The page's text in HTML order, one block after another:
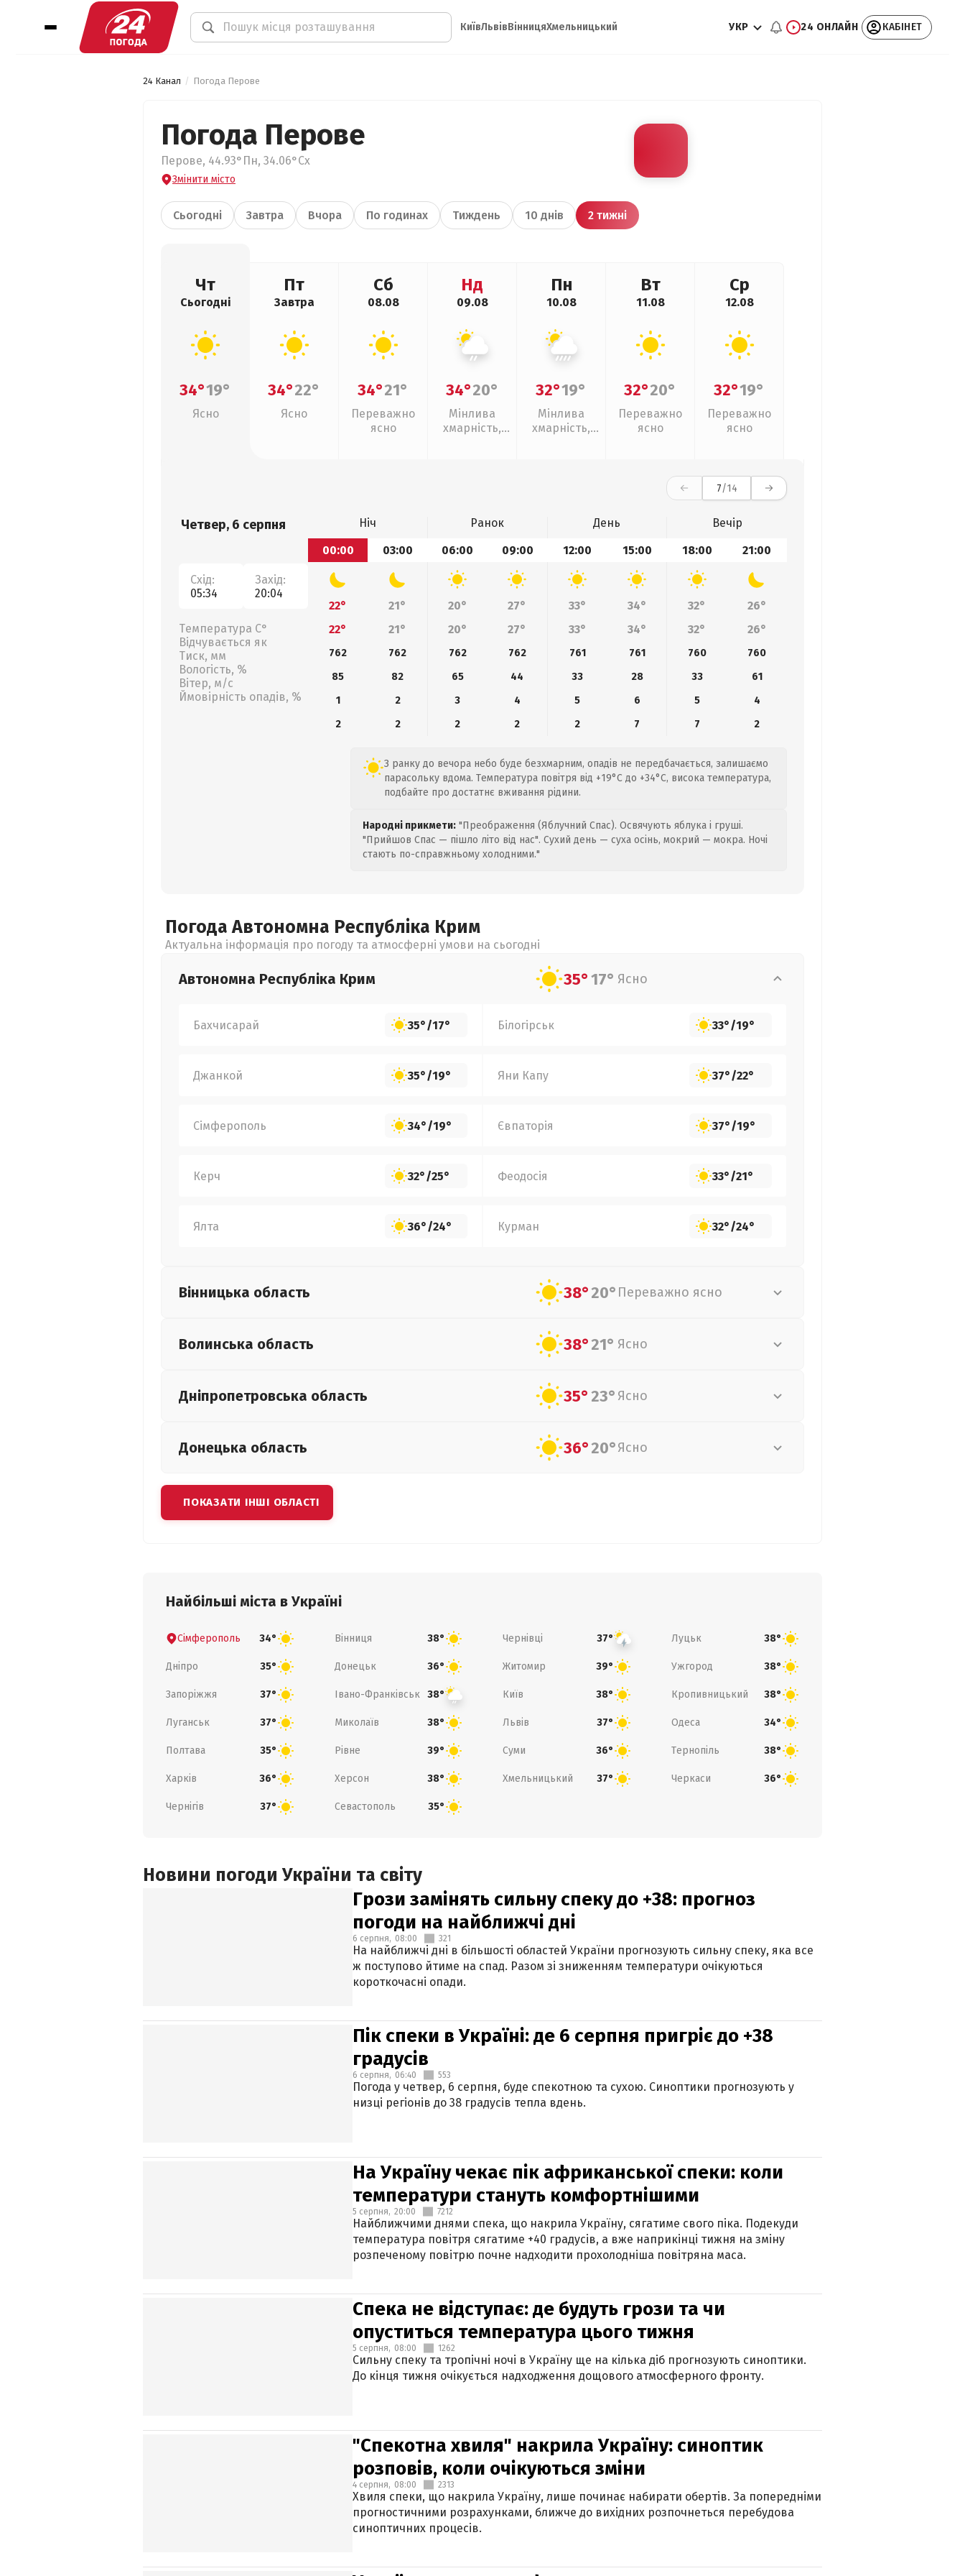
КиївЛьвівВінницяХмельницький УКР 24 ОНЛАЙН КАБІНЕТ
24 Канал Погода Перове
Погода Перове
Перове, 44.93°Пн, 34.06°Сх
Змінити місто
Сьогодні Завтра Вчора По годинах Тиждень 10 днів 2 тижні
Чт
Сьогодні
34°19°
Ясно
Пт
Завтра
34°22°
Ясно
Сб
08.08
34°21°
Переважно
ясно
Нд
09.08
34°20°
Мінлива
хмарність,
Пн
10.08
32°19°
Мінлива
хмарність,
Вт
11.08
32°20°
Переважно
ясно
Ср
12.08
32°19°
Переважно
ясно
7/14
Четвер, 6 серпня
Схід:
05:34
Захід:
20:04
Температура С°
Відчувається як
Тиск, мм
Вологість, %
Вітер, м/с
Ймовірність опадів, %
Ніч Ранок День
Вечір
00:00
03:00 06:00 09:00 12:00 15:00 18:00 21:00
22° 21° 20° 27° 33° 34° 32°
26°
22°
21° 20° 27° 33° 34° 32° 26°
762 762 762 762 761 761 760
760
85
82 65 44 33 28 33
61
1
2 3 4 5 6 5
4
2
2 2 2 2 7 7 2
З ранку до вечора небо буде безхмарним, опадів не передбачається, залишаємо
парасольку вдома. Температура повітря від +19°C до +34°C, висока температура,
подбайте про достатнє вживання рідини.
Народні прикмети: "Преображення (Яблучний Спас). Освячують яблука і груші.
"Прийшов Спас — пішло літо від нас". Сухий день — суха осінь, мокрий — мокра. Ночі
стають по-справжньому холодними."
Погода Автономна Республіка Крим
Актуальна інформація про погоду та атмосферні умови на сьогодні
Автономна Республіка Крим 35°17° Ясно
Бахчисарай 35°/17° Білогірськ 33°/19°
Джанкой 35°/19° Яни Капу 37°/22°
Сімферополь 34°/19° Євпаторія 37°/19°
Керч 32°/25° Феодосія 33°/21°
Ялта 36°/24° Курман 32°/24°
Вінницька область 38°20° Переважно ясно
Волинська область 38°21° Ясно
Дніпропетровська область 35°23° Ясно
Донецька область 36°20°Ясно
ПОКАЗАТИ ІНШІ ОБЛАСТІ
Найбільші міста в Україні
Сімферополь 34° Вінниця 38° Чернівці 37° Луцьк 38°
Дніпро 35° Донецьк 36° Житомир 39° Ужгород 38°
Запоріжжя 37° Івано-Франківськ 38° Київ 38° Кропивницький 38°
Луганськ 37° Миколаїв 38° Львів 37° Одеса 34°
Полтава 35° Рівне 39° Суми 36° Тернопіль 38°
Харків 36° Херсон 38° Хмельницький 37° Черкаси 36°
Чернігів 37° Севастополь 35°
Новини погоди України та світу
Грози замінять сильну спеку до +38: прогноз
погоди на найближчі дні
6 серпня, 08:00 321
На найближчі дні в більшості областей України прогнозують сильну спеку, яка все
ж поступово йтиме на спад. Разом зі зниженням температури очікуються
короткочасні опади.
Пік спеки в Україні: де 6 серпня пригріє до +38
градусів
6 серпня, 06:40 553
Погода у четвер, 6 серпня, буде спекотною та сухою. Синоптики прогнозують у
низці регіонів до 38 градусів тепла вдень.
На Україну чекає пік африканської спеки: коли
температури стануть комфортнішими
5 серпня, 20:00 7212
Найближчими днями спека, що накрила Україну, сягатиме свого піка. Подекуди
температура повітря сягатиме +40 градусів, а вже наприкінці тижня на зміну
розпеченому повітрю почне надходити прохолодніша повітряна маса.
Спека не відступає: де будуть грози та чи
опуститься температура цього тижня
5 серпня, 08:00 1262
Сильну спеку та тропічні ночі в Україну ще на кілька діб прогнозують синоптики.
До кінця тижня очікується надходження дощового атмосферного фронту.
"Спекотна хвиля" накрила Україну: синоптик
розповів, коли очікуються зміни
4 серпня, 08:00 2313
Хвиля спеки, що накрила Україну, лише починає набирати обертів. За попередніми
прогностичними розрахунками, ближче до вихідних розпочнеться перебудова
синоптичних процесів.